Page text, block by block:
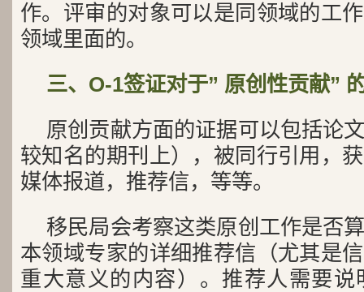
作。评审的对象可以是同领域的工
领域里面的。
三、O-1签证对于” 原创性贡献”
原创贡献方面的证据可以包括论
较知名的期刊上），被同行引用，
媒体报道，推荐信，等等。
移民局会考察这类原创工作是否
本领域专家的详细推荐信（尤其是
重大意义的内容）。推荐人需要